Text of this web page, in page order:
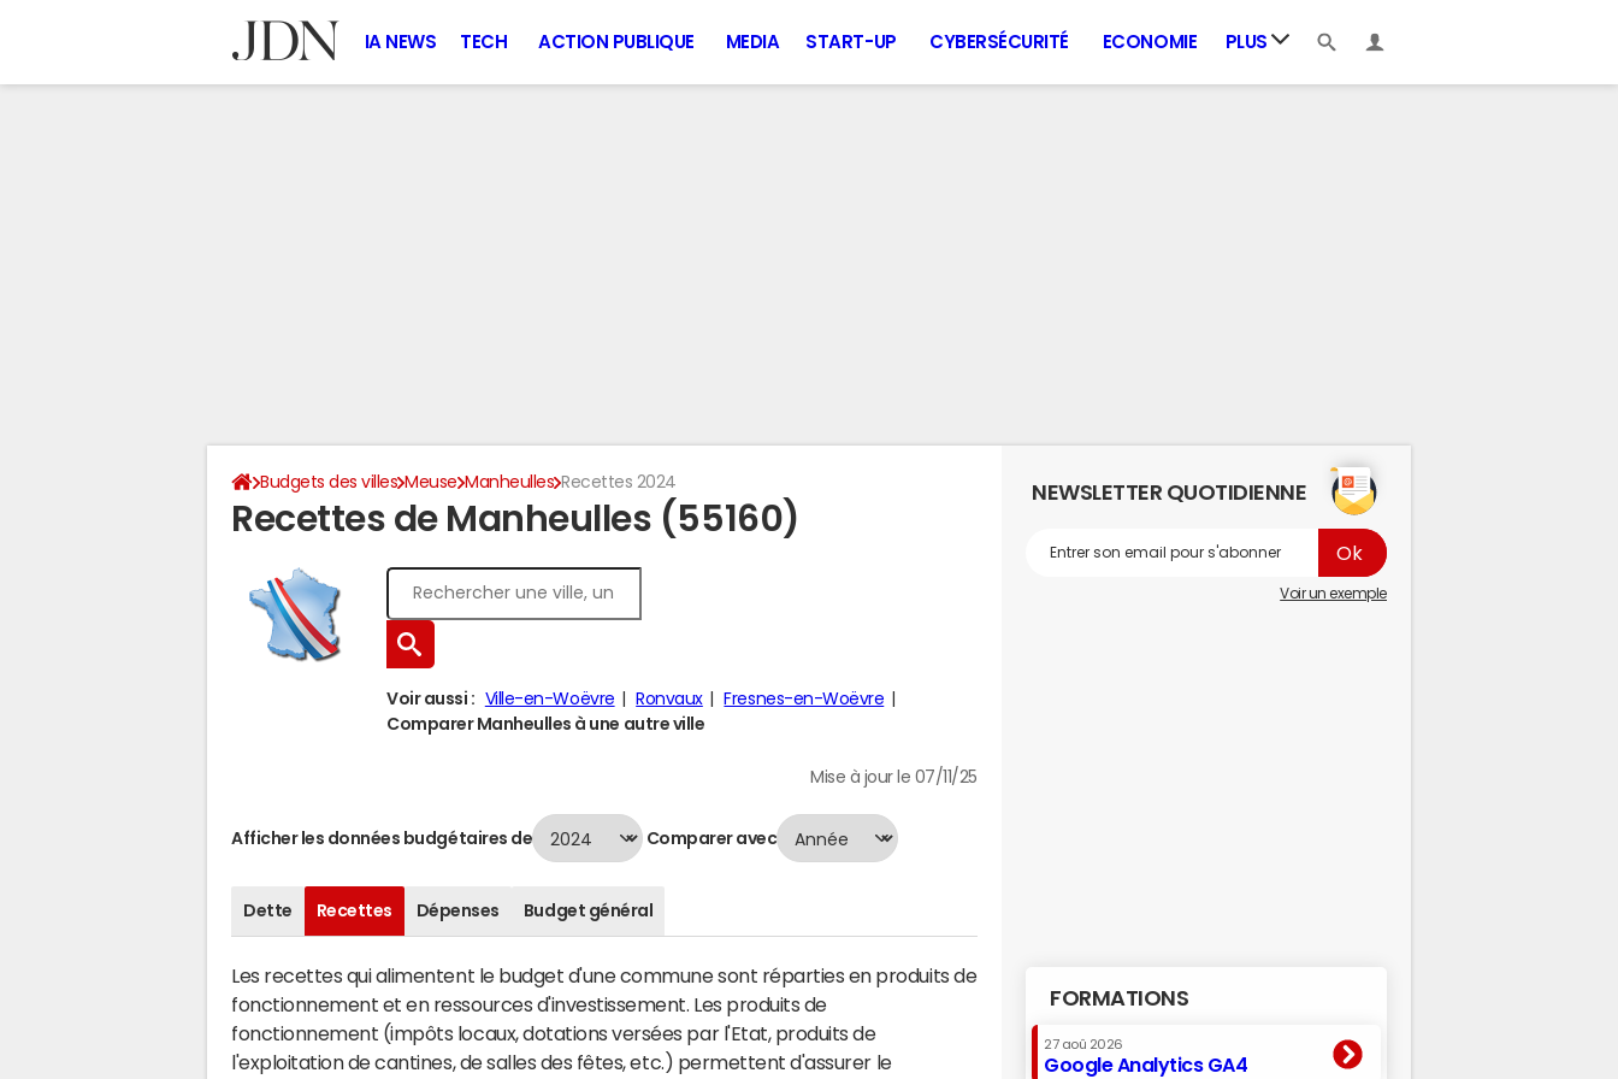
IA NEWS TECH ACTION PUBLIQUE MEDIA START-UP CYBERSÉCURITÉ ECONOMIE PLUS
Budgets des villes Meuse Manheulles Recettes 2024
Recettes de Manheulles (55160)
Voir aussi : Ville-en-Woëvre Ronvaux
Fresnes-en-Woëvre
Comparer Manheulles à une autre ville
Mise à jour le 07/11/25
Afficher les données budgétaires de Comparer avec
Dette Recettes Dépenses Budget général
Les recettes qui alimentent le budget d'une commune sont réparties en produits de
fonctionnement et en ressources d'investissement. Les produits de
fonctionnement (impôts locaux, dotations versées par l'Etat, produits de
l'exploitation de cantines, de salles des fêtes, etc.) permettent d'assurer le
NEWSLETTER QUOTIDIENNE
Voir un exemple
FORMATIONS
27 aoû 2026
Google Analytics GA4